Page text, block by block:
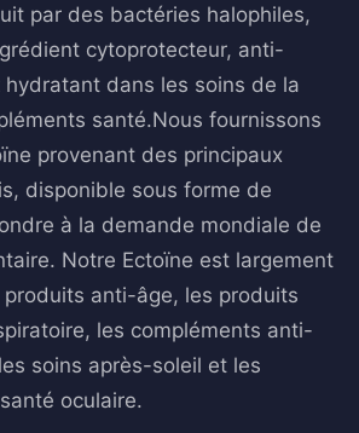
par des bactéries halophiles,
cytoprotecteur, anti-
dans les soins de la
santé.Nous fournissons
provenant des principaux
disponible sous forme de
à la demande mondiale de
Notre Ectoïne est largement
anti-âge, les produits
les compléments anti-
soins après-soleil et les
oculaire.